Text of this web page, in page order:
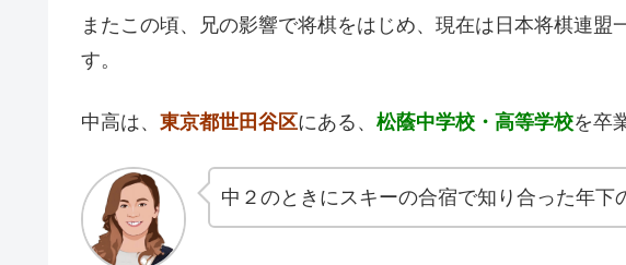
またこの頃、兄の影響で将棋をはじめ、現在は日本将棋連盟
す。
中高は、 東京都世田谷区にある、 松蔭中学校・高等学校を卒
中２のときにスキーの合宿で知り合った年下